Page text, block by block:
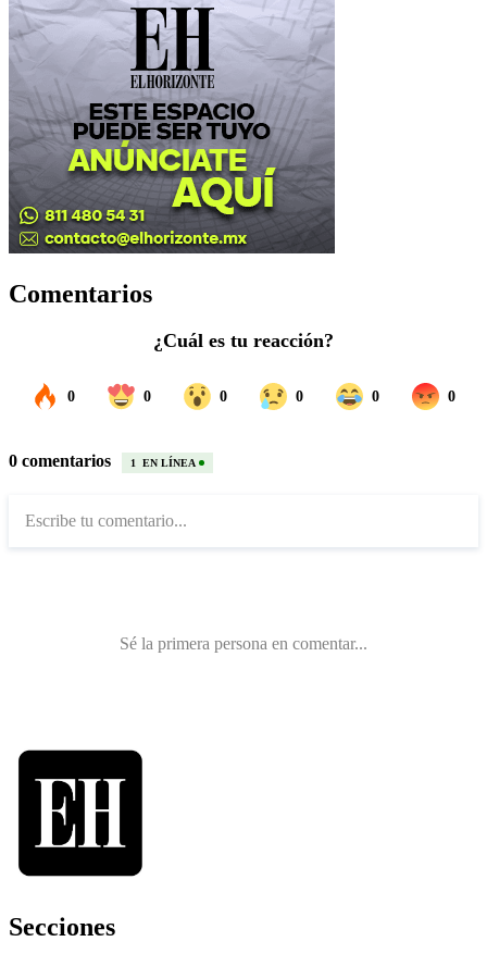
Comentarios
Secciones